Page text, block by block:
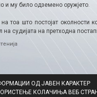
и му било одземено оружјето.
тоа што постојат околности
на судијата на претходна
ОД ЈАВЕН КАРАКТЕР
КОЛАЧИЊА ВЕБ